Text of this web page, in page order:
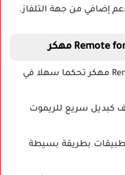
إضافي من جهة التلفاز.
يوفر تطبيق Remote for Fire TV مهكر تحكما سهلا في
كبديل سريع للريموت
بطريقة بسيطة